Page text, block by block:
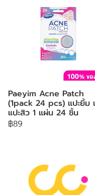
Paeyim Acne Patch
(1pack 24 pcs) แปะยิ้ม
แปะสิว 1 แผ่น 24 ชิ้น
฿89